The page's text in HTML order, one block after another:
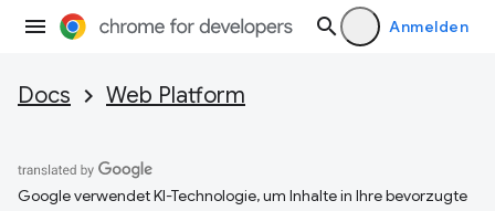
Anmelden
Docs Web Platform
Google verwendet KI-Technologie, um Inhalte in Ihre bevorzugte